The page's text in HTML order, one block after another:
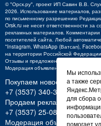
©"Орск.ру", проект ИП Савин В.В.
2026. Использование материалов,
по письменному разрешению
Orsk.ru не несет ответственности за
рекламных материалов.
посетителей сайта. Любой
*Instagram, WhatsApp (Ватсап),
на территории Российской
Отзывы и предложения о работе
Модерация объявлений +7 (3537) 32-
Покупаем новости:
+7 (3537) 340-300,
Продаем рекламу:
+7 (3537) 25-08-07;
Модерация объявлений: +7
Мы
а также
для сбора
помогает